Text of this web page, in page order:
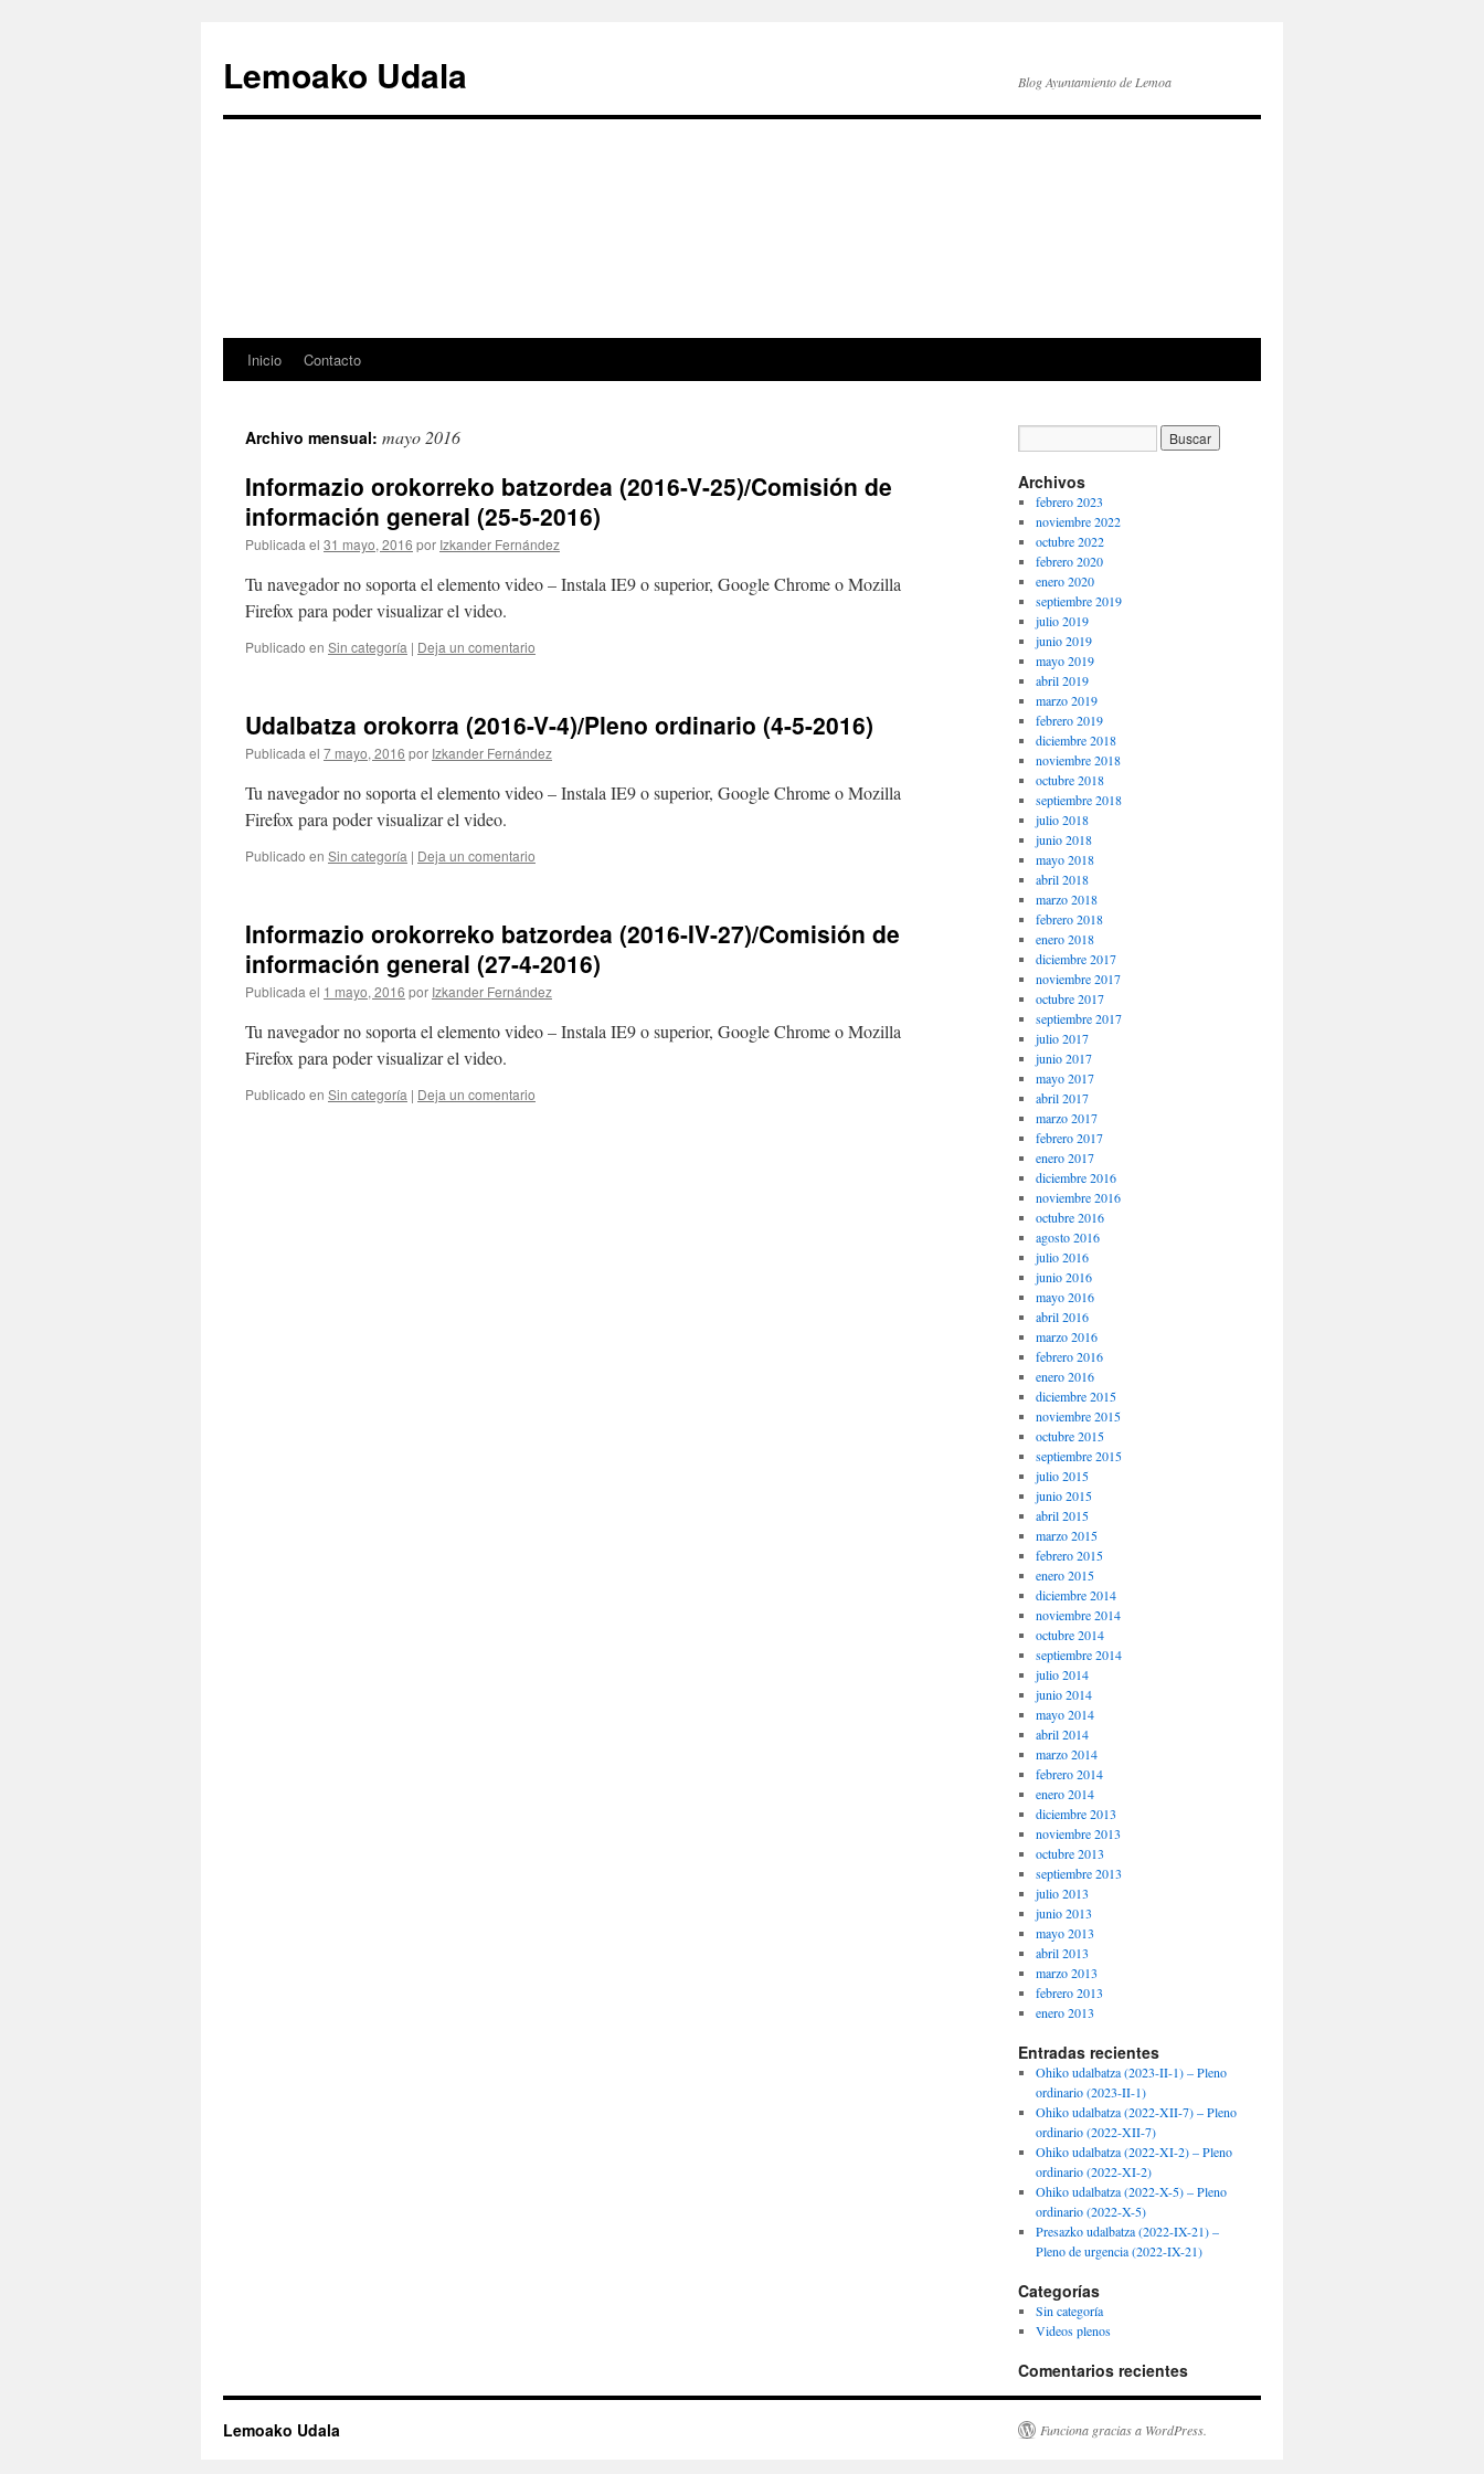
Lemoako Udala Blog Ayuntamiento de Lemoa
Saltar
contenido
Inicio Contacto
Archivo mensual: mayo 2016
Informazio orokorreko batzordea (2016-V-25)/Comisión de
información general (25-5-2016)
Publicada el 31 mayo, 2016 por Izkander Fernández
Tu navegador no soporta el elemento video – Instala IE9 o superior, Google Chrome o Mozilla
Firefox para poder visualizar el video.
Publicado en Sin categoría | Deja un comentario
Udalbatza orokorra (2016-V-4)/Pleno ordinario (4-5-2016)
Publicada el 7 mayo, 2016 por Izkander Fernández
Tu navegador no soporta el elemento video – Instala IE9 o superior, Google Chrome o Mozilla
Firefox para poder visualizar el video.
Publicado en Sin categoría | Deja un comentario
Informazio orokorreko batzordea (2016-IV-27)/Comisión de
información general (27-4-2016)
Publicada el 1 mayo, 2016 por Izkander Fernández
Tu navegador no soporta el elemento video – Instala IE9 o superior, Google Chrome o Mozilla
Firefox para poder visualizar el video.
Publicado en Sin categoría | Deja un comentario
Archivos
febrero 2023
noviembre 2022
octubre 2022
febrero 2020
enero 2020
septiembre 2019
julio 2019
junio 2019
mayo 2019
abril 2019
marzo 2019
febrero 2019
diciembre 2018
noviembre 2018
octubre 2018
septiembre 2018
julio 2018
junio 2018
mayo 2018
abril 2018
marzo 2018
febrero 2018
enero 2018
diciembre 2017
noviembre 2017
octubre 2017
septiembre 2017
julio 2017
junio 2017
mayo 2017
abril 2017
marzo 2017
febrero 2017
enero 2017
diciembre 2016
noviembre 2016
octubre 2016
agosto 2016
julio 2016
junio 2016
mayo 2016
abril 2016
marzo 2016
febrero 2016
enero 2016
diciembre 2015
noviembre 2015
octubre 2015
septiembre 2015
julio 2015
junio 2015
abril 2015
marzo 2015
febrero 2015
enero 2015
diciembre 2014
noviembre 2014
octubre 2014
septiembre 2014
julio 2014
junio 2014
mayo 2014
abril 2014
marzo 2014
febrero 2014
enero 2014
diciembre 2013
noviembre 2013
octubre 2013
septiembre 2013
julio 2013
junio 2013
mayo 2013
abril 2013
marzo 2013
febrero 2013
enero 2013
Entradas recientes
Ohiko udalbatza (2023-II-1) – Pleno
ordinario (2023-II-1)
Ohiko udalbatza (2022-XII-7) – Pleno
ordinario (2022-XII-7)
Ohiko udalbatza (2022-XI-2) – Pleno
ordinario (2022-XI-2)
Ohiko udalbatza (2022-X-5) – Pleno
ordinario (2022-X-5)
Presazko udalbatza (2022-IX-21) –
Pleno de urgencia (2022-IX-21)
Categorías
Sin categoría
Videos plenos
Comentarios recientes
Lemoako Udala Funciona gracias a WordPress.